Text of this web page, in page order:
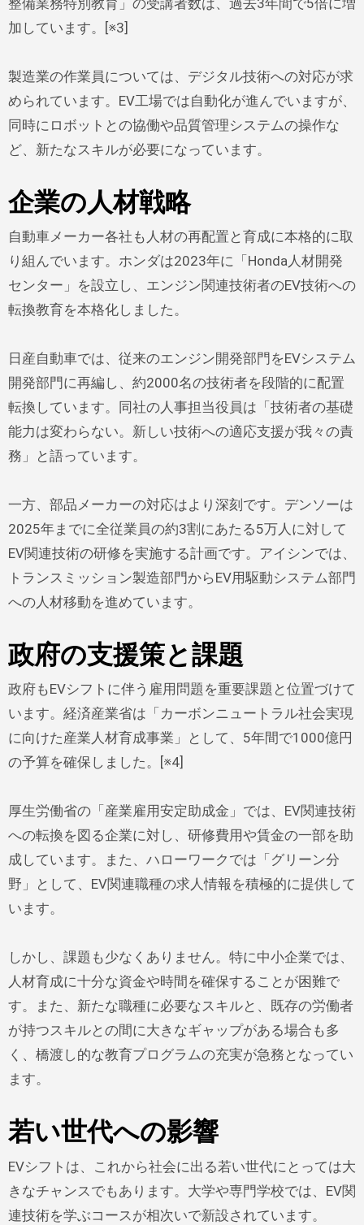
加しています。[※3]
製造業の作業員については、デジタル技術への対応が求
められています。EV工場では自動化が進んでいますが、
同時にロボットとの協働や品質管理システムの操作な
ど、新たなスキルが必要になっています。
企業の人材戦略
自動車メーカー各社も人材の再配置と育成に本格的に取
り組んでいます。ホンダは2023年に「Honda人材開発
センター」を設立し、エンジン関連技術者のEV技術への
転換教育を本格化しました。
日産自動車では、従来のエンジン開発部門をEVシステム
開発部門に再編し、約2000名の技術者を段階的に配置
転換しています。同社の人事担当役員は「技術者の基礎
能力は変わらない。新しい技術への適応支援が我々の責
務」と語っています。
一方、部品メーカーの対応はより深刻です。デンソーは
2025年までに全従業員の約3割にあたる5万人に対して
EV関連技術の研修を実施する計画です。アイシンでは、
トランスミッション製造部門からEV用駆動システム部門
への人材移動を進めています。
政府の支援策と課題
政府もEVシフトに伴う雇用問題を重要課題と位置づけて
います。経済産業省は「カーボンニュートラル社会実現
に向けた産業人材育成事業」として、5年間で1000億円
の予算を確保しました。[※4]
厚生労働省の「産業雇用安定助成金」では、EV関連技術
への転換を図る企業に対し、研修費用や賃金の一部を助
成しています。また、ハローワークでは「グリーン分
野」として、EV関連職種の求人情報を積極的に提供して
います。
しかし、課題も少なくありません。特に中小企業では、
人材育成に十分な資金や時間を確保することが困難で
す。また、新たな職種に必要なスキルと、既存の労働者
が持つスキルとの間に大きなギャップがある場合も多
く、橋渡し的な教育プログラムの充実が急務となってい
ます。
若い世代への影響
EVシフトは、これから社会に出る若い世代にとっては大
きなチャンスでもあります。大学や専門学校では、EV関
連技術を学ぶコースが相次いで新設されています。